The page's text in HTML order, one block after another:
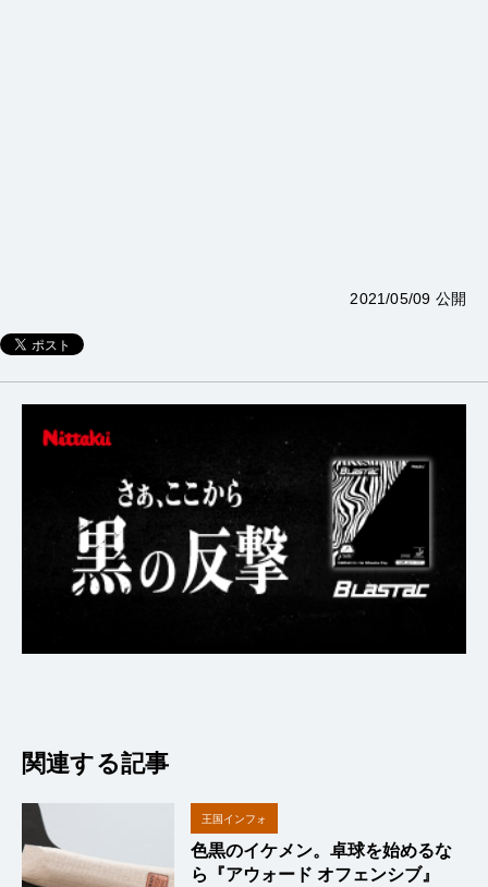
2021/05/09 公開
関連する記事
王国インフォ
色黒のイケメン。卓球を始めるな
ら『アウォード オフェンシブ』